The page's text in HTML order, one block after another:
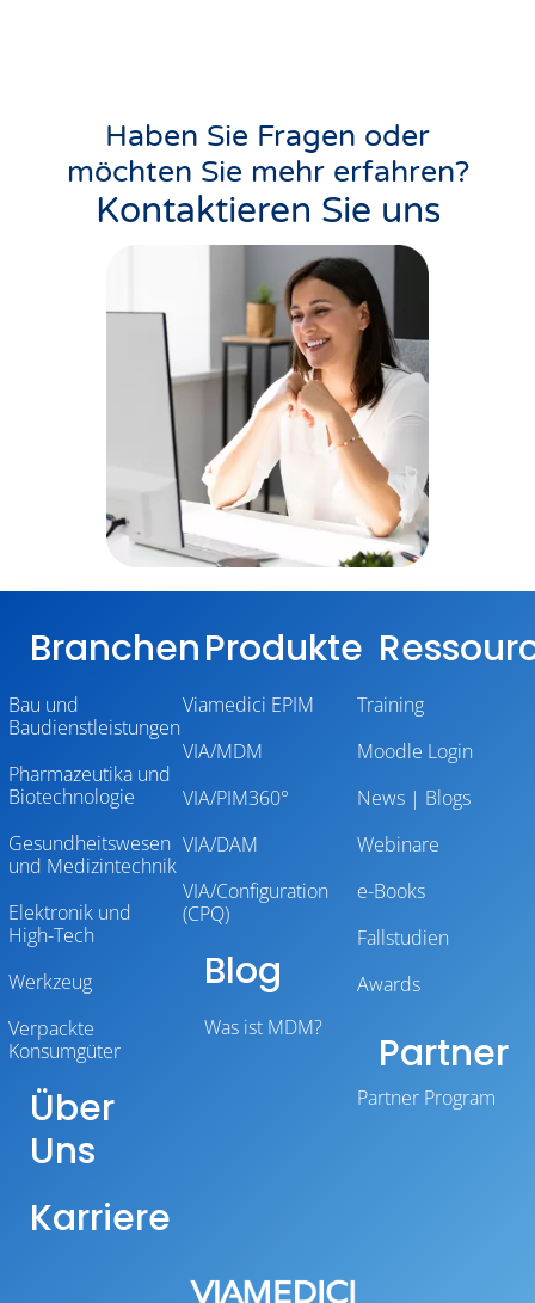
Haben Sie Fragen oder
möchten Sie mehr erfahren?
Kontaktieren Sie uns
Branchen
Bau und
Baudienstleistungen
Pharmazeutika und
Biotechnologie
Gesundheitswesen
und Medizintechnik
Elektronik und
High-Tech
Werkzeug
Verpackte
Konsumgüter
Über
Uns
Karriere
Produkte
Viamedici EPIM
VIA/MDM
VIA/PIM360°
VIA/DAM
VIA/Configuration
(CPQ)
Blog
Was ist MDM?
Training
Moodle Login
News | Blogs
Webinare
e-Books
Fallstudien
Awards
Partner
Partner Program